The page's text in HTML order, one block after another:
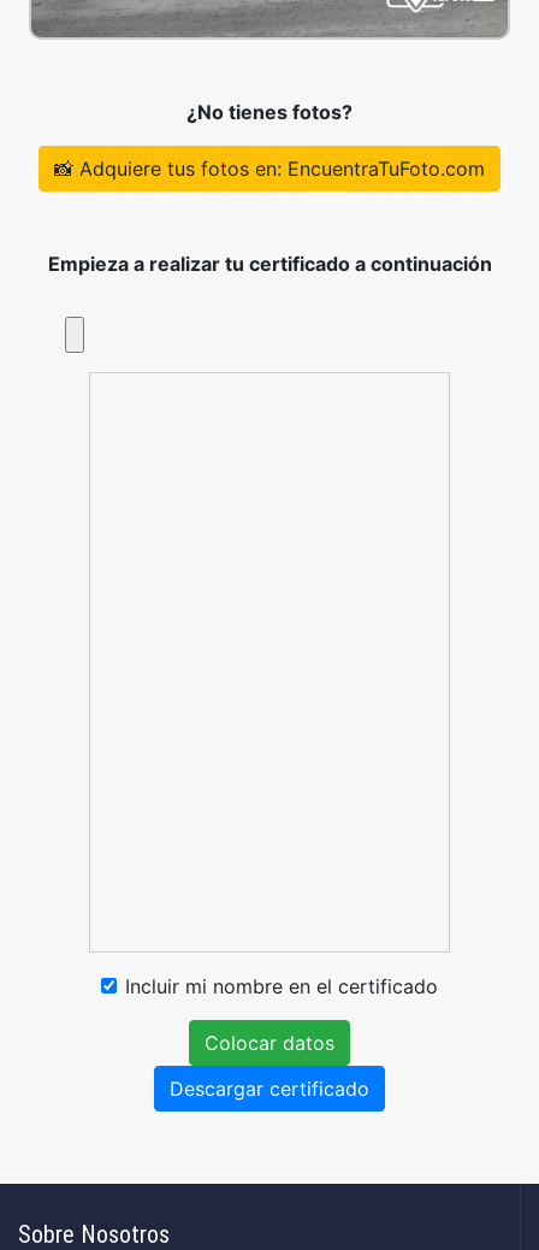
¿No tienes fotos?
📸 Adquiere tus fotos en: EncuentraTuFoto.com
Empieza a realizar tu certificado a continuación
Incluir mi nombre en el certificado
Colocar datos
Descargar certificado
Sobre Nosotros